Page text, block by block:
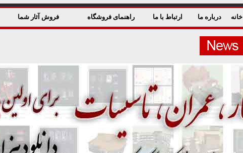
خانه درباره ما ارتباط با ما راهنمای فروشگاه فروش آثار شما